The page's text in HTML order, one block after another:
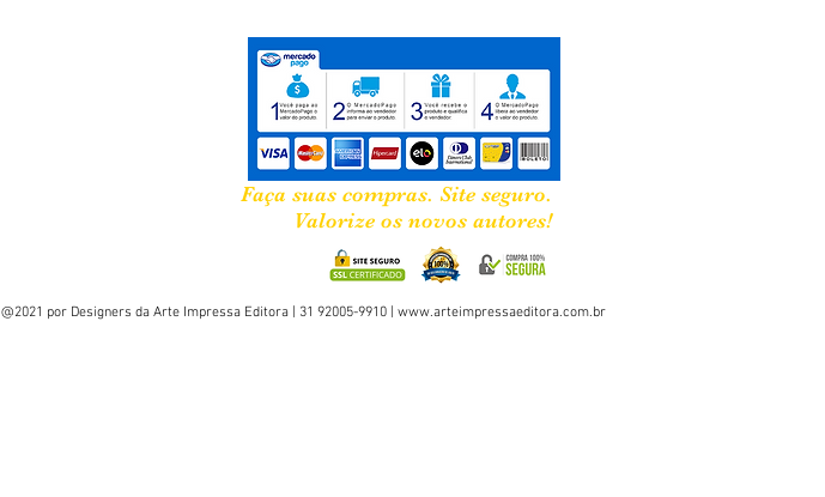
Faça suas compras. Site seguro.
Valorize os novos autores!
@2021 por Designers da Arte Impressa Editora | 31 92005-9910 | www.arteimpressaeditora.com.br